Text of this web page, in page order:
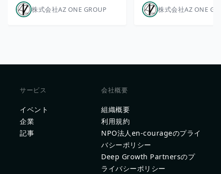
株式会社AZ ONE GROUP 株式会社AZ ONE
サービス
イベント
企業
記事
会社概要
組織概要
利用規約
NPO法人en-courageのプライ
バシーポリシー
Deep Growth Partnersのプ
ライバシーポリシー